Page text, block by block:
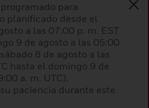
para
planificado desde el
a las 07:00 p. m. EST
9 de agosto a las 05:00
8 de agosto a las
hasta el domingo 9 de
a. m. UTC).
paciencia durante este